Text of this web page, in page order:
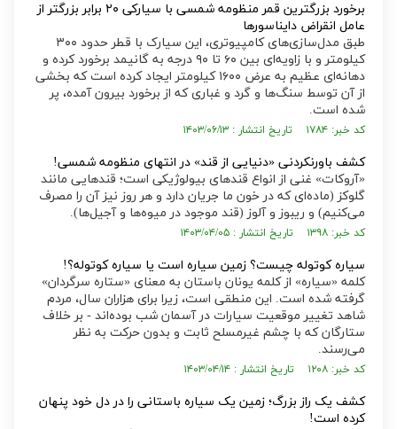
برخورد بزرگترین قمر منظومه شمسی با سیارکی ۲۰ برابر بزرگتر از
عامل انقراض دایناسور‌ها
طبق مدل‌سازی‌های کامپیوتری، این سیارک با قطر حدود ۳۰۰
کیلومتر و با زاویه‌ای بین ۶۰ تا ۹۰ درجه به گانیمد برخورد کرده و
دهانه‌ای عظیم به عرض ۱۶۰۰ کیلومتر ایجاد کرده است که بخشی
از آن توسط سنگ‌ها و گرد و غباری که از برخورد بیرون آمده، پر
شده است.
کد خبر: ۱۷۸۴ تاریخ انتشار : ۱۴۰۳/۰۶/۱۳
کشف باورنکردنی «دنیایی از قند» در انتهای منظومه شمسی!
«آروکات» غنی از انواع قند‌های بیولوژیکی است؛ قند‌هایی مانند
گلوکز (ماده‌ای که در خون ما جریان دارد و هر روز نیز آن را مصرف
می‌کنیم) و ریبوز و آلوز (قند موجود در میوه‌ها و آجیل‌ها).
کد خبر: ۱۳۹۸ تاریخ انتشار : ۱۴۰۳/۰۴/۰۵
سیاره کوتوله چیست؟ زمین سیاره است یا سیاره کوتوله؟!
کلمه «سیاره» از کلمه یونان باستان به معنای «ستاره سرگردان»
گرفته شده است. این منطقی است، زیرا برای هزاران سال، مردم
شاهد تغییر موقعیت سیارات در آسمان شب بوده‌اند - بر خلاف
ستارگان که با چشم غیرمسلح ثابت و بدون حرکت به نظر
می‌رسند.
کد خبر: ۱۲۰۸ تاریخ انتشار : ۱۴۰۳/۰۴/۱۴
کشف یک راز بزرگ؛ زمین یک سیاره‌ باستانی را در دل خود پنهان
کرده است!